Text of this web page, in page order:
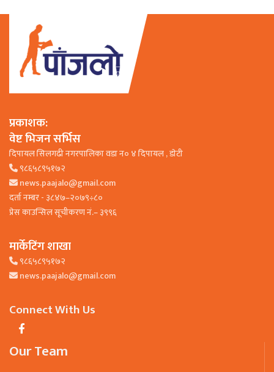
प्रकाशक:
वेष्ट भिजन सर्भिस
दिपायल सिलगढी नगरपालिका वडा न० ४ दिपायल , डाेटी
९८६५८९५१७२
news.paajalo@gmail.com
दर्ता नम्बर - ३८४७–२०७९÷८०
प्रेस काउन्सिल सूचीकरण नं.– ३९९६
मार्केटिंग शाखा
९८६५८९५१७२
news.paajalo@gmail.com
Connect With Us
Our Team